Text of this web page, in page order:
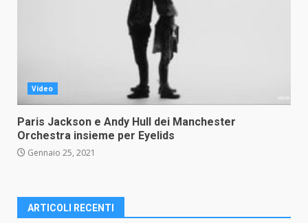
Video
Paris Jackson e Andy Hull dei Manchester
Orchestra insieme per Eyelids
Gennaio 25, 2021
ARTICOLI RECENTI